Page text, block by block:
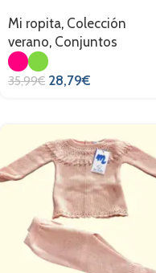
Mi ropita, Colección
verano, Conjuntos
35,99€ 28,79€